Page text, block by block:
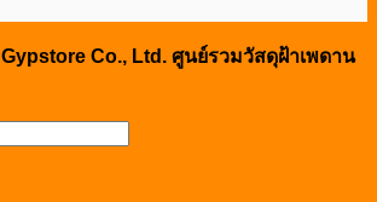
Gypstore Co., Ltd. ศูนย์รวมวัสดุฝ้าเพดาน